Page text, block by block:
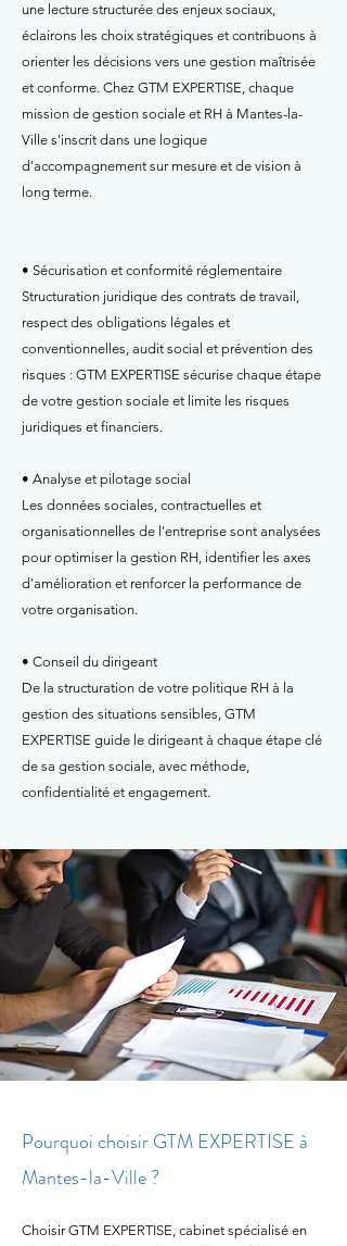
une lecture structurée des enjeux sociaux,
éclairons les choix stratégiques et contribuons à
orienter les décisions vers une gestion maîtrisée
et conforme. Chez GTM EXPERTISE, chaque
mission de gestion sociale et RH à Mantes-la-
Ville s'inscrit dans une logique
d'accompagnement sur mesure et de vision à
long terme.
• Sécurisation et conformité réglementaire
Structuration juridique des contrats de travail,
respect des obligations légales et
conventionnelles, audit social et prévention des
risques : GTM EXPERTISE sécurise chaque étape
de votre gestion sociale et limite les risques
juridiques et financiers.
• Analyse et pilotage social
Les données sociales, contractuelles et
organisationnelles de l'entreprise sont analysées
pour optimiser la gestion RH, identifier les axes
d'amélioration et renforcer la performance de
votre organisation.
• Conseil du dirigeant
De la structuration de votre politique RH à la
gestion des situations sensibles, GTM
EXPERTISE guide le dirigeant à chaque étape clé
de sa gestion sociale, avec méthode,
confidentialité et engagement.
Pourquoi choisir GTM EXPERTISE à
Mantes-la-Ville ?
Choisir GTM EXPERTISE, cabinet spécialisé en